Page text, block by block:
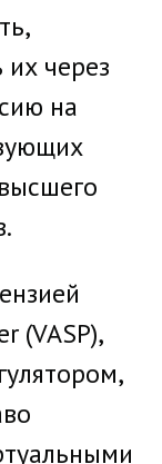
через
на
(VASP),